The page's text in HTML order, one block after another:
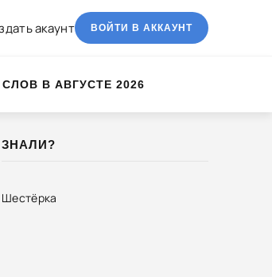
акаунт ВОЙТИ В АККАУНТ
В АВГУСТЕ 2026
ЗНАЛИ?
Шестёрка